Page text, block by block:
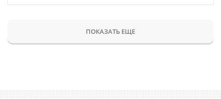
ПОКАЗАТЬ ЕЩЕ